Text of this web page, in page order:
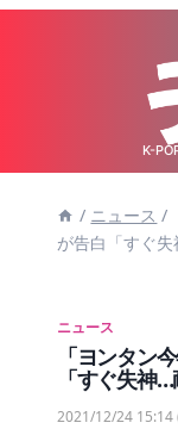
K-
/ ニュース /
が告白「すぐ失
ニュース
「ヨンタン
「すぐ失神
2021/12/24 15:14